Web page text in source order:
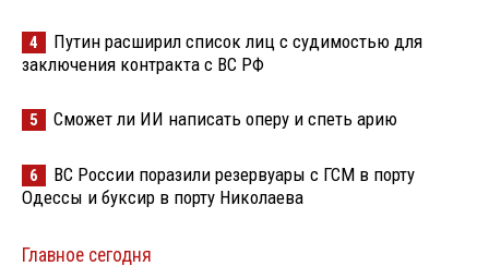
4
Путин расширил список лиц с судимостью для
заключения контракта с ВС РФ
5 Сможет ли ИИ написать оперу и спеть арию
6
ВС России поразили резервуары с ГСМ в порту
Одессы и буксир в порту Николаева
Главное сегодня